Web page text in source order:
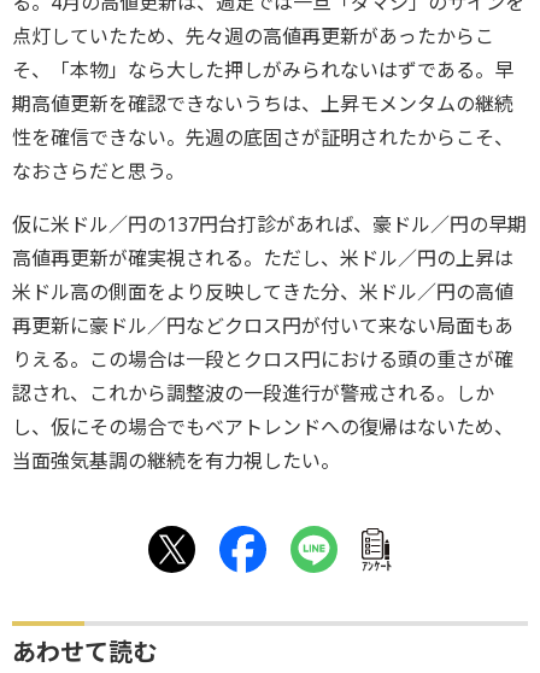
点灯していたため、先々週の高値再更新があったからこ
そ、「本物」なら大した押しがみられないはずである。早
期高値更新を確認できないうちは、上昇モメンタムの継続
性を確信できない。先週の底固さが証明されたからこそ、
なおさらだと思う。
仮に米ドル／円の137円台打診があれば、豪ドル／円の早期
高値再更新が確実視される。ただし、米ドル／円の上昇は
米ドル高の側面をより反映してきた分、米ドル／円の高値
再更新に豪ドル／円などクロス円が付いて来ない局面もあ
りえる。この場合は一段とクロス円における頭の重さが確
認され、これから調整波の一段進行が警戒される。しか
し、仮にその場合でもベアトレンドへの復帰はないため、
当面強気基調の継続を有力視したい。
ｱﾝｹｰﾄ
あわせて読む